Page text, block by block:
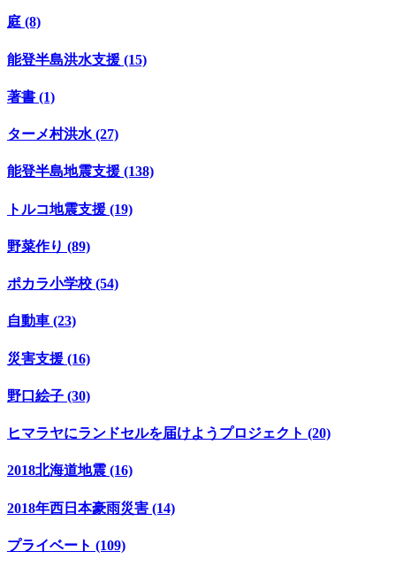
庭 (8)
能登半島洪水支援 (15)
著書 (1)
ターメ村洪水 (27)
能登半島地震支援 (138)
トルコ地震支援 (19)
野菜作り (89)
ポカラ小学校 (54)
自動車 (23)
災害支援 (16)
野口絵子 (30)
ヒマラヤにランドセルを届けようプロジェクト (20)
2018北海道地震 (16)
2018年西日本豪雨災害 (14)
プライベート (109)